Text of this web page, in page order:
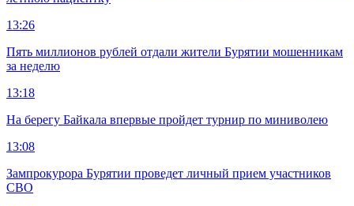
13:26
Пять миллионов рублей отдали жители Бурятии мошенникам
за неделю
13:18
На берегу Байкала впервые пройдет турнир по миниволею
13:08
Зампрокурора Бурятии проведет личный прием участников
СВО